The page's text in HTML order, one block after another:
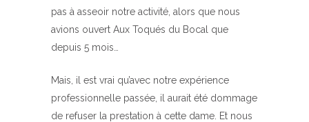
pas à asseoir notre activité, alors que nous
avions ouvert Aux Toqués du Bocal que
depuis 5 mois…
Mais, il est vrai qu’avec notre expérience
professionnelle passée, il aurait été dommage
de refuser la prestation à cette dame. Et nous